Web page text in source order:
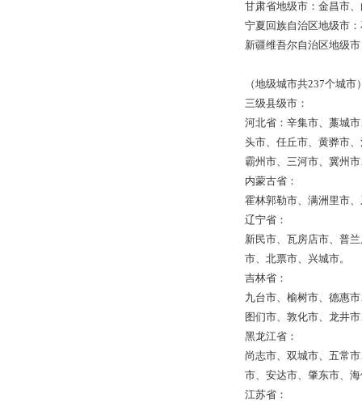
甘肃省地级市：金昌市
宁夏回族自治区地级市
新疆维吾尔自治区地级
（地级城市共237个城市
三级县级市：
河北省：辛集市、藁城
头市、任丘市、黄骅市
霸州市、三河市、冀州
内蒙古省：
霍林郭勒市、满洲里市
辽宁省：
新民市、瓦房店市、普
市、北票市、兴城市。
吉林省：
九台市、榆树市、德惠
图们市、敦化市、龙井
黑龙江省：
尚志市、双城市、五常
市、安达市、肇东市、
江苏省：